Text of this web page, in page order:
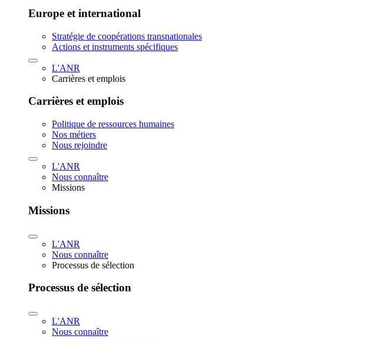
Europe et international
Stratégie de coopérations transnationales
Actions et instruments spécifiques
L'ANR
Carrières et emplois
Carrières et emplois
Politique de ressources humaines
Nos métiers
Nous rejoindre
L'ANR
Nous connaître
Missions
Missions
L'ANR
Nous connaître
Processus de sélection
Processus de sélection
L'ANR
Nous connaître